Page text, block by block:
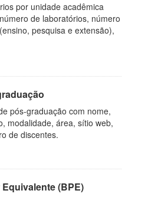
por unidade acadêmica
de laboratórios, número
pesquisa e extensão),
pós-graduação com nome,
modalidade, área, sítio web,
de discentes.
(BPE)